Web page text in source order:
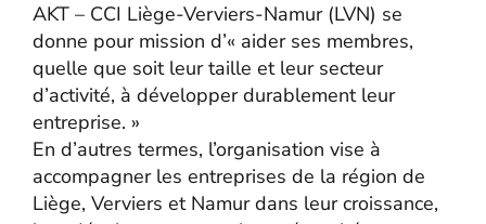
AKT – CCI Liège-Verviers-Namur (LVN) se
donne pour mission d’« aider ses membres,
quelle que soit leur taille et leur secteur
d’activité, à développer durablement leur
entreprise. »
En d’autres termes, l’organisation vise à
accompagner les entreprises de la région de
Liège, Verviers et Namur dans leur croissance,